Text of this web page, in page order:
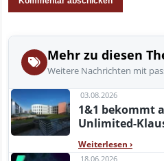
Mehr zu diesen
Weitere Nachrichten mit
03.08.2026
1&1 bekommt
Unlimited-
Weiterlesen ›
18.06.2026